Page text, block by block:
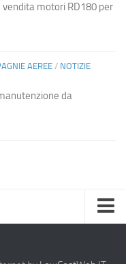
vendita motori RD180 per
AEREE/ NOTIZIE
da